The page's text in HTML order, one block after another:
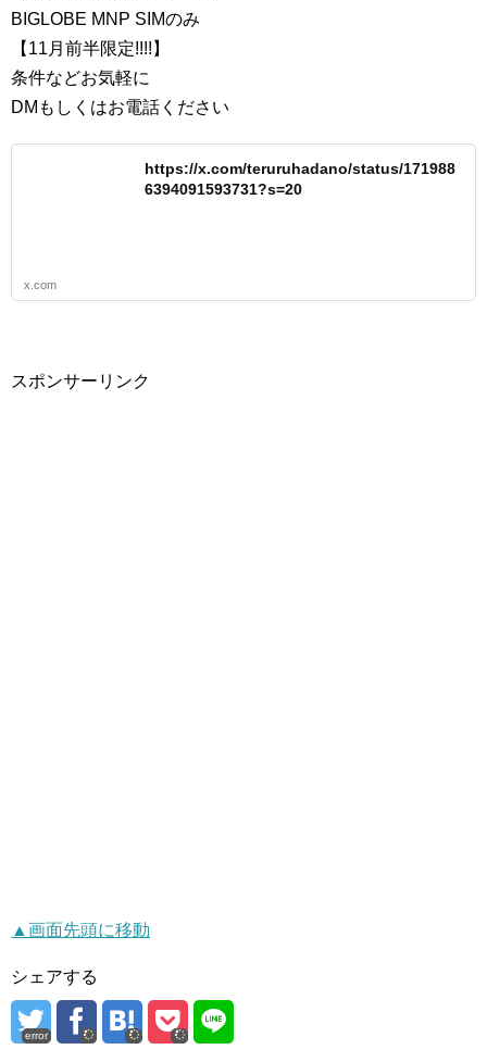
BIGLOBE MNP SIMのみ
【11月前半限定!!!!】
条件などお気軽に
DMもしくはお電話ください
https://x.com/teruruhadano/status/171988
6394091593731?s=20
x.com
スポンサーリンク
▲画面先頭に移動
シェアする
error